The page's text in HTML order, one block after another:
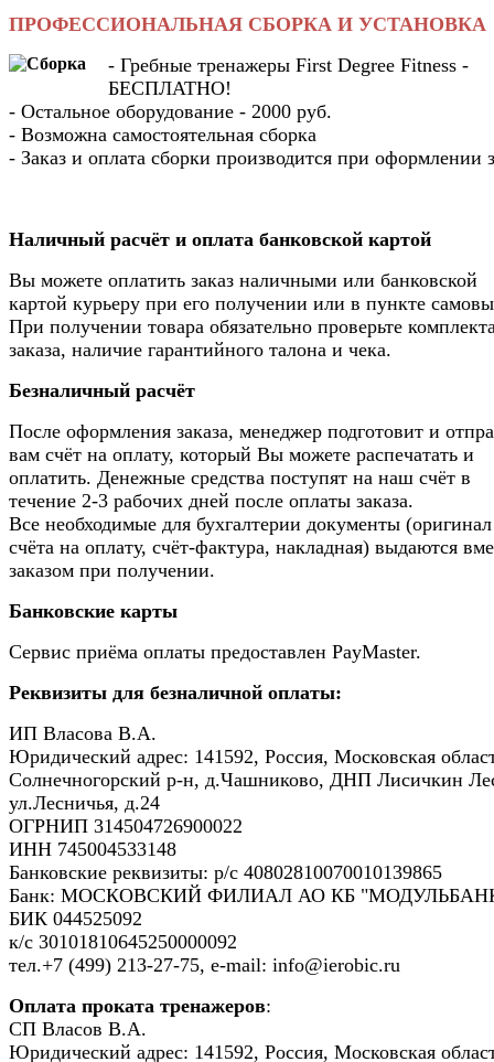
ПРОФЕССИОНАЛЬНАЯ СБОРКА И УСТАНОВКА
- Гребные тренажеры First Degree Fitness -
БЕСПЛАТНО!
- Остальное оборудование - 2000 руб.
- Возможна самостоятельная сборка
- Заказ и оплата сборки производится при оформлении
Наличный расчёт и оплата банковской картой
Вы можете оплатить заказ наличными или банковской
картой курьеру при его получении или в пункте
При получении товара обязательно проверьте
заказа, наличие гарантийного талона и чека.
Безналичный расчёт
После оформления заказа, менеджер подготовит и
вам счёт на оплату, который Вы можете распечатать и
оплатить. Денежные средства поступят на наш счёт в
течение 2-3 рабочих дней после оплаты заказа.
Все необходимые для бухгалтерии документы (оригинал
счёта на оплату, счёт-фактура, накладная) выдаются
заказом при получении.
Банковские карты
Сервис приёма оплаты предоставлен PayMaster.
Реквизиты для безналичной оплаты:
ИП Власова В.А.
Юридический адрес: 141592, Россия, Московская
Солнечногорский р-н, д.Чашниково, ДНП Лисичкин
ул.Лесничья, д.24
ОГРНИП 314504726900022
ИНН 745004533148
Банковские реквизиты: р/с 40802810070010139865
Банк: МОСКОВСКИЙ ФИЛИАЛ АО КБ
БИК 044525092
к/с 30101810645250000092
тел.+7 (499) 213-27-75, e-mail: info@ierobic.ru
Оплата проката тренажеров:
СП Власов В.А.
Юридический адрес: 141592, Россия, Московская